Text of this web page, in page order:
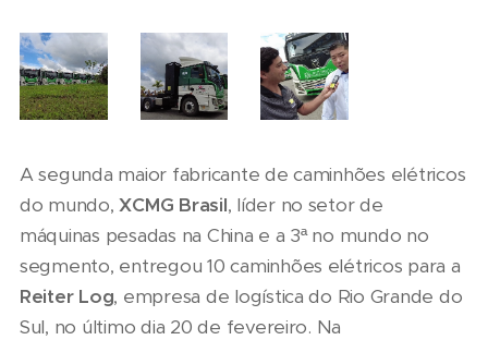
A segunda maior fabricante de caminhões elétricos
do mundo,XCMG Brasil, líder no setor de
máquinas pesadas na China e a 3ª no mundo no
segmento, entregou 10 caminhões elétricos para a
Reiter Log, empresa de logística do Rio Grande do
Sul, no último dia 20 de fevereiro. Na